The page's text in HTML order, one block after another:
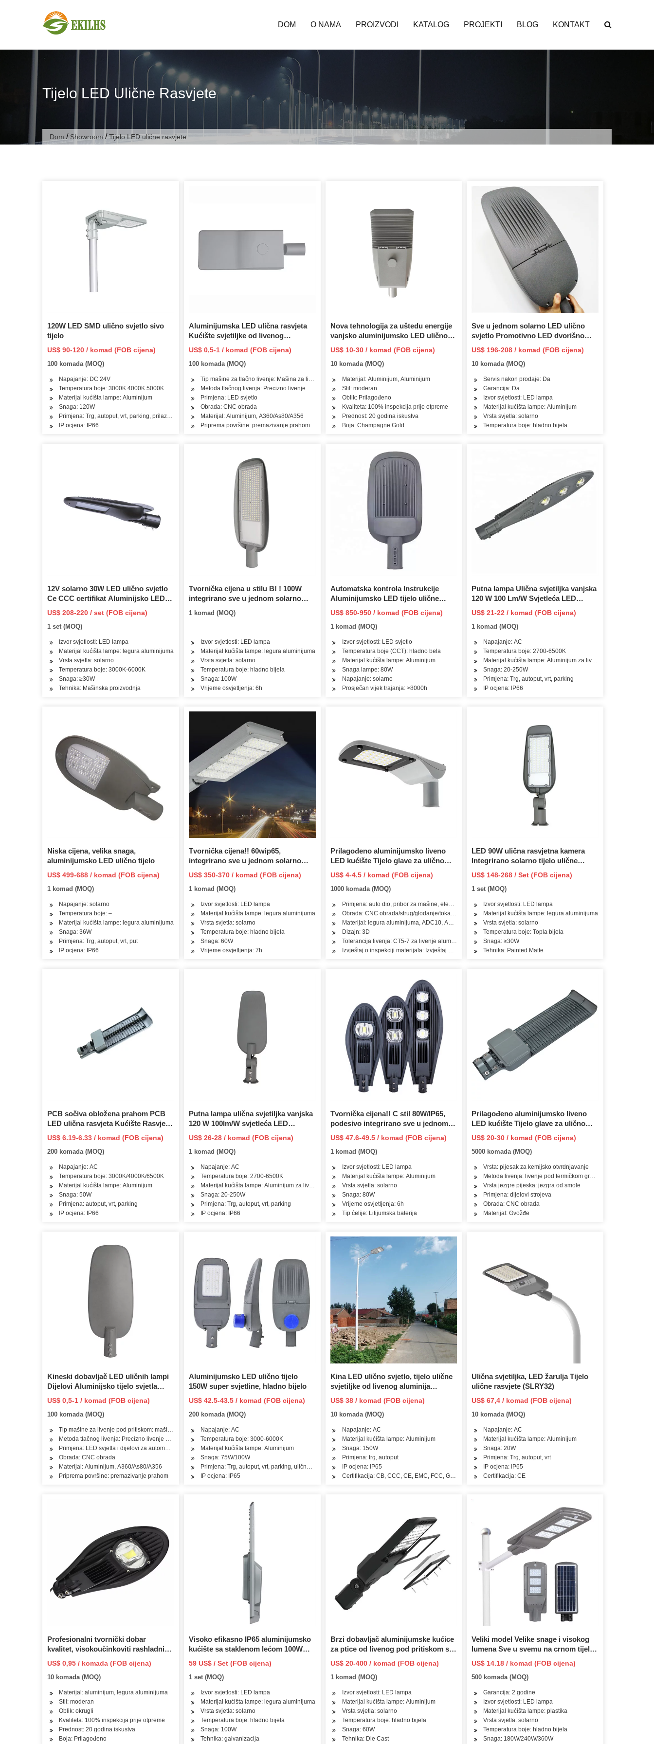
DOM O NAMA PROIZVODI KATALOG PROJEKTI BLOG KONTAKT
Tijelo LED Ulične Rasvjete
Dom /Showroom/Tijelo LED ulične rasvjete
120W LED SMD ulično svjetlo sivo
tijelo
US$ 90-120 / komad (FOB cijena)
100 komada (MOQ)
Napajanje: DC 24V
Temperatura boje: 3000K 4000K 5000K 5700K
Materijal kućišta lampe: Aluminijum
Snaga: 120W
Primjena: Trg, autoput, vrt, parking, prilaz, parking
IP ocjena: IP66
Aluminijumska LED ulična rasvjeta
Kućište svjetiljke od livenog
aluminija
US$ 0,5-1 / komad (FOB cijena)
100 komada (MOQ)
Tip mašine za tlačno livenje: Mašina za livenje pod pritiskom u hladnoj komori
Metoda tlačnog livenja: Precizno livenje pod pritiskom
Primjena: LED svjetlo
Obrada: CNC obrada
Materijal: Aluminijum, A360/As80/A356
Priprema površine: premazivanje prahom
Nova tehnologija za uštedu energije
vanjsko aluminijumsko LED ulično
tijelo
US$ 10-30 / komad (FOB cijena)
10 komada (MOQ)
Materijal: Aluminijum, Aluminijum
Stil: moderan
Oblik: Prilagođeno
Kvaliteta: 100% inspekcija prije otpreme
Prednost: 20 godina iskustva
Boja: Champagne Gold
Sve u jednom solarno LED ulično
svjetlo Promotivno LED dvorišno
svjetlo Direktna prodaja Indukcija
tijela Integrirana IP65 80 Pejzaž 1000
70
US$ 196-208 / komad (FOB cijena)
10 komada (MOQ)
Servis nakon prodaje: Da
Garancija: Da
Izvor svjetlosti: LED lampa
Materijal kućišta lampe: Aluminijum
Vrsta svjetla: solarno
Temperatura boje: hladno bijela
12V solarno 30W LED ulično svjetlo
Ce CCC certifikat Aluminijsko LED
ulično tijelo
US$ 208-220 / set (FOB cijena)
1 set (MOQ)
Izvor svjetlosti: LED lampa
Materijal kućišta lampe: legura aluminijuma
Vrsta svjetla: solarno
Temperatura boje: 3000K-6000K
Snaga: ≥30W
Tehnika: Mašinska proizvodnja
Tvornička cijena u stilu B! ! 100W
integrirano sve u jednom solarno
indukcija ljudskog tijela! ! Vanjski
1 komad (MOQ)
Izvor svjetlosti: LED lampa
Materijal kućišta lampe: legura aluminijuma
Vrsta svjetla: solarno
Temperatura boje: hladno bijela
Snaga: 100W
Vrijeme osvjetljenja: 6h
Automatska kontrola Instrukcije
Aluminijumsko LED tijelo ulične
rasvjete
US$ 850-950 / komad (FOB cijena)
1 komad (MOQ)
Izvor svjetlosti: LED svjetlo
Temperatura boje (CCT): hladno bela
Materijal kućišta lampe: Aluminijum
Snaga lampe: 80W
Napajanje: solarno
Prosječan vijek trajanja: >8000h
Putna lampa Ulična svjetiljka vanjska
120 W 100 Lm/W Svjetleća LED
snaga tijela
US$ 21-22 / komad (FOB cijena)
1 komad (MOQ)
Napajanje: AC
Temperatura boje: 2700-6500K
Materijal kućišta lampe: Aluminijum za livenje pod pritiskom
Snaga: 20-250W
Primjena: Trg, autoput, vrt, parking
IP ocjena: IP66
Niska cijena, velika snaga,
aluminijumsko LED ulično tijelo
US$ 499-688 / komad (FOB cijena)
1 komad (MOQ)
Napajanje: solarno
Temperatura boje: –
Materijal kućišta lampe: legura aluminijuma
Snaga: 36W
Primjena: Trg, autoput, vrt, put
IP ocjena: IP66
Tvornička cijena!! 60wip65,
integrirano sve u jednom solarno
LED ulično svjetlo!! Infracrvena
indukcija ljudskog tijela!! Vanjski
vrt/zid/dvorište/puta/autoput/travnjak
US$ 350-370 / komad (FOB cijena)
1 komad (MOQ)
Izvor svjetlosti: LED lampa
Materijal kućišta lampe: legura aluminijuma
Vrsta svjetla: solarno
Temperatura boje: hladno bijela
Snaga: 60W
Vrijeme osvjetljenja: 7h
Prilagođeno aluminijumsko liveno
LED kućište Tijelo glave za ulično
svjetlo
US$ 4-4.5 / komad (FOB cijena)
1000 komada (MOQ)
Primjena: auto dio, pribor za mašine, elektronski dio
Obrada: CNC obrada/strug/glodanje/tokarenje/bušenje
Materijal: legura aluminijuma, ADC10, ADC12, A380, A356, Alsi10mn
Dizajn: 3D
Tolerancija livenja: CT5-7 za livenje aluminijuma
Izvještaj o inspekciji materijala: Izvještaj o pregledu materijala
LED 90W ulična rasvjetna kamera
Integrirano solarno tijelo ulične
rasvjete
US$ 148-268 / Set (FOB cijena)
1 set (MOQ)
Izvor svjetlosti: LED lampa
Materijal kućišta lampe: legura aluminijuma
Vrsta svjetla: solarno
Temperatura boje: Topla bijela
Snaga: ≥30W
Tehnika: Painted Matte
PCB sočiva obložena prahom PCB
LED ulična rasvjeta Kućište Rasvjeta
za autoput svjetiljka liveno tijelo
ulično svjetlo
US$ 6.19-6.33 / komad (FOB cijena)
200 komada (MOQ)
Napajanje: AC
Temperatura boje: 3000K/4000K/6500K
Materijal kućišta lampe: Aluminijum
Snaga: 50W
Primjena: autoput, vrt, parking
IP ocjena: IP66
Putna lampa ulična svjetiljka vanjska
120 W 100lm/W svjetleća LED
jedinica za napajanje
US$ 26-28 / komad (FOB cijena)
1 komad (MOQ)
Napajanje: AC
Temperatura boje: 2700-6500K
Materijal kućišta lampe: Aluminijum za livenje pod pritiskom
Snaga: 20-250W
Primjena: Trg, autoput, vrt, parking
IP ocjena: IP66
Tvornička cijena!! C stil 80W/IP65,
podesivo integrirano sve u jednom
solarno LED ulično svjetlo!!
Infracrvena indukcija tijela!! Vanjski
vrt/zid/dvorište/puta/autoput
US$ 47.6-49.5 / komad (FOB cijena)
1 komad (MOQ)
Izvor svjetlosti: LED lampa
Materijal kućišta lampe: Aluminijum
Vrsta svjetla: solarno
Snaga: 80W
Vrijeme osvjetljenja: 6h
Tip ćelije: Litijumska baterija
Prilagođeno aluminijumsko liveno
LED kućište Tijelo glave za ulično
svjetlo
US$ 20-30 / komad (FOB cijena)
5000 komada (MOQ)
Vrsta: pijesak za kemijsko otvrdnjavanje
Metoda livenja: livenje pod termičkom gravitacijom
Vrsta jezgre pijeska: jezgra od smole
Primjena: dijelovi strojeva
Obrada: CNC obrada
Materijal: Gvožđe
Kineski dobavljač LED uličnih lampi
Dijelovi Aluminijsko tijelo svjetla
Aluminijsko ulično svjetlo Prazno
tijelo
US$ 0,5-1 / komad (FOB cijena)
100 komada (MOQ)
Tip mašine za livenje pod pritiskom: mašina za livenje pod pritiskom u vrućoj komori
Metoda tlačnog livenja: Precizno livenje pod pritiskom
Primjena: LED svjetla i dijelovi za automobile i motocikle
Obrada: CNC obrada
Materijal: Aluminijum, A360/As80/A356
Priprema površine: premazivanje prahom
Aluminijumsko LED ulično tijelo
150W super svjetline, hladno bijelo
US$ 42.5-43.5 / komad (FOB cijena)
200 komada (MOQ)
Napajanje: AC
Temperatura boje: 3000-6000K
Materijal kućišta lampe: Aluminijum
Snaga: 75W/100W
Primjena: Trg, autoput, vrt, parking, ulično svjetlo
IP ocjena: IP65
Kina LED ulično svjetlo, tijelo ulične
svjetiljke od livenog aluminija
(SLRS215)
US$ 38 / komad (FOB cijena)
10 komada (MOQ)
Napajanje: AC
Materijal kućišta lampe: Aluminijum
Snaga: 150W
Primjena: trg, autoput
IP ocjena: IP65
Certifikacija: CB, CCC, CE, EMC, FCC, GS, LVD, SAA, SASO
Ulična svjetiljka, LED žarulja Tijelo
ulične rasvjete (SLRY32)
US$ 67,4 / komad (FOB cijena)
10 komada (MOQ)
Napajanje: AC
Materijal kućišta lampe: Aluminijum
Snaga: 20W
Primjena: Trg, autoput, vrt
IP ocjena: IP65
Certifikacija: CE
Profesionalni tvornički dobar
kvalitet, visokoučinkoviti rashladni
element od livenog aluminija LED
uličnog svjetla
US$ 0,95 / komada (FOB cijena)
10 komada (MOQ)
Materijal: aluminijum, legura aluminijuma
Stil: moderan
Oblik: okrugli
Kvaliteta: 100% inspekcija prije otpreme
Prednost: 20 godina iskustva
Boja: Prilagođeno
Visoko efikasno IP65 aluminijumsko
kućište sa staklenom lećom 100W
LED ulično svjetlo
59 US$ / Set (FOB cijena)
1 set (MOQ)
Izvor svjetlosti: LED lampa
Materijal kućišta lampe: legura aluminijuma
Vrsta svjetla: solarno
Temperatura boje: hladno bijela
Snaga: 100W
Tehnika: galvanizacija
Brzi dobavljač aluminijumske kućice
za ptice od livenog pod pritiskom sa
solarnim svetlom
US$ 20-400 / komad (FOB cijena)
1 komad (MOQ)
Izvor svjetlosti: LED lampa
Materijal kućišta lampe: Aluminijum
Vrsta svjetla: solarno
Temperatura boje: hladno bijela
Snaga: 60W
Tehnika: Die Cast
Veliki model Velike snage i visokog
lumena Sve u svemu na crnom tijelu
solarnog uličnog svjetla
US$ 14.18 / komad (FOB cijena)
500 komada (MOQ)
Garancija: 2 godine
Izvor svjetlosti: LED lampa
Materijal kućišta lampe: plastika
Vrsta svjetla: solarno
Temperatura boje: hladno bijela
Snaga: 180W/240W/360W